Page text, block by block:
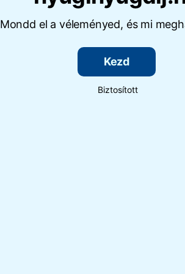
Mondd el a véleményed, és mi
Kezd
Biztosított